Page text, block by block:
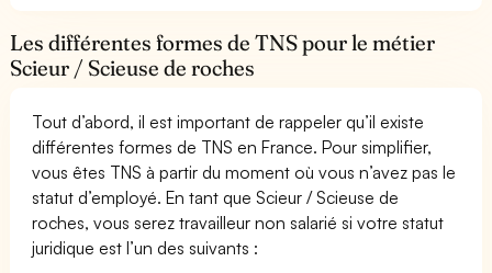
Les différentes formes de TNS pour le métier
Scieur / Scieuse de roches
Tout d’abord, il est important de rappeler qu’il existe
différentes formes de TNS en France. Pour simplifier,
vous êtes TNS à partir du moment où vous n’avez pas le
statut d’employé. En tant que Scieur / Scieuse de
roches, vous serez travailleur non salarié si votre statut
juridique est l’un des suivants :